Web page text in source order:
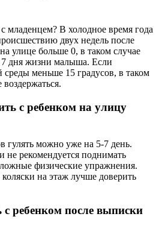
младенцем? В холодное время года
двух недель после
улице больше 0, в таком случае
7 дня жизни малыша. Если
меньше 15 градусов, в таком
с ребенком на улицу
гулять можно уже на 5-7 день.
не рекомендуется поднимать
физические упражнения.
на этаж лучше доверить
ребенком после выписки